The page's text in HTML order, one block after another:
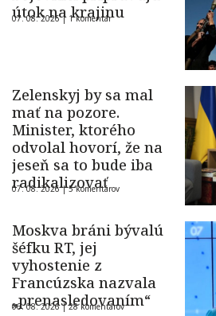
útok na krajinu
07. 08. 2026 | 1 komentár
Zelenskyj by sa mal
mať na pozore.
Minister, ktorého
odvolal hovorí, že na
jeseň sa to bude iba
radikalizovať
07. 08. 2026 |5 komentárov
Moskva bráni bývalú
šéfku RT, jej
vyhostenie z
Francúzska nazvala
„prenasledovaním“
06. 08. 2026 |28 komentárov